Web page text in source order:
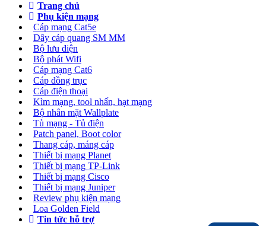
Trang chủ
Phụ kiện mạng
Cáp mạng Cat5e
Dây cáp quang SM MM
Bộ lưu điện
Bộ phát Wifi
Cáp mạng Cat6
Cáp đồng trục
Cáp điện thoại
Kìm mạng, tool nhấn, hạt mạng
Bộ nhân mặt Wallplate
Tủ mạng - Tủ điện
Patch panel, Boot color
Thang cáp, máng cáp
Thiết bị mạng Planet
Thiết bị mạng TP-Link
Thiết bị mạng Cisco
Thiết bị mạng Juniper
Review phụ kiện mạng
Loa Golden Field
Tin tức hỗ trợ